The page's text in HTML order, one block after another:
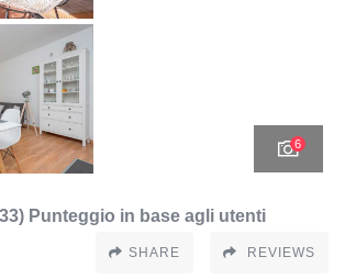
6
Punteggio in base agli utenti
SHARE REVIEWS